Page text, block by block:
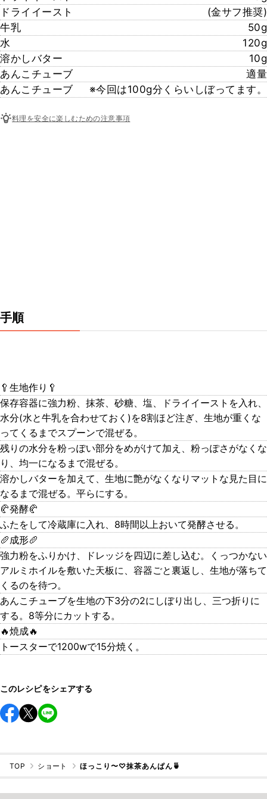
ドライイースト
(金サフ推奨)
牛乳
50g
水
120g
溶かしバター
10g
あんこチューブ
適量
あんこチューブ
※今回は100g分くらいしぼってます。
料理を安全に楽しむための注意事項
手順
🥄生地作り🥄
保存容器に強力粉、抹茶、砂糖、塩、ドライイーストを入れ、
水分(水と牛乳を合わせておく)を8割ほど注ぎ、生地が重くな
ってくるまでスプーンで混ぜる。
残りの水分を粉っぽい部分をめがけて加え、粉っぽさがなくな
り、均一になるまで混ぜる。
溶かしバターを加えて、生地に艶がなくなりマットな見た目に
なるまで混ぜる。平らにする。
🥐発酵🥐
ふたをして冷蔵庫に入れ、8時間以上おいて発酵させる。
🥖成形🥖
強力粉をふりかけ、ドレッジを四辺に差し込む。くっつかない
アルミホイルを敷いた天板に、容器ごと裏返し、生地が落ちて
くるのを待つ。
あんこチューブを生地の下3分の2にしぼり出し、三つ折りに
する。8等分にカットする。
🔥焼成🔥
トースターで1200wで15分焼く。
このレシピをシェアする
TOP ショート ほっこり〜♡抹茶あんぱん🍵